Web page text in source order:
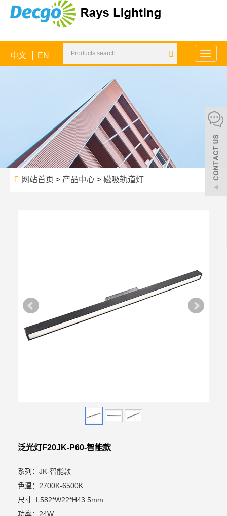
Toggle
中文 EN
网站首页 > 产品中心 > 磁吸轨道灯
泛光灯F20JK-P60-智能款
系列：JK-智能款
色温：2700K-6500K
尺寸: L582*W22*H43.5mm
功率：24W